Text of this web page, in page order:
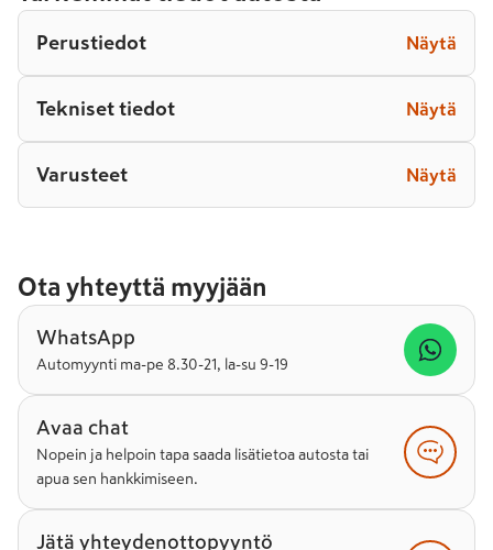
Perustiedot Näytä
Tekniset tiedot Näytä
Varusteet Näytä
Ota yhteyttä myyjään
WhatsApp
Automyynti ma-pe 8.30-21, la-su 9-19
Avaa chat
Nopein ja helpoin tapa saada lisätietoa autosta tai
apua sen hankkimiseen.
Jätä yhteydenottopyyntö